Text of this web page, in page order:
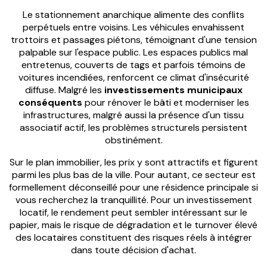
Le stationnement anarchique alimente des conflits
perpétuels entre voisins. Les véhicules envahissent
trottoirs et passages piétons, témoignant d'une tension
palpable sur l'espace public. Les espaces publics mal
entretenus, couverts de tags et parfois témoins de
voitures incendiées, renforcent ce climat d'insécurité
diffuse. Malgré les investissements municipaux
conséquents pour rénover le bâti et moderniser les
infrastructures, malgré aussi la présence d'un tissu
associatif actif, les problèmes structurels persistent
obstinément.
Sur le plan immobilier, les prix y sont attractifs et figurent
parmi les plus bas de la ville. Pour autant, ce secteur est
formellement déconseillé pour une résidence principale si
vous recherchez la tranquillité. Pour un investissement
locatif, le rendement peut sembler intéressant sur le
papier, mais le risque de dégradation et le turnover élevé
des locataires constituent des risques réels à intégrer
dans toute décision d'achat.